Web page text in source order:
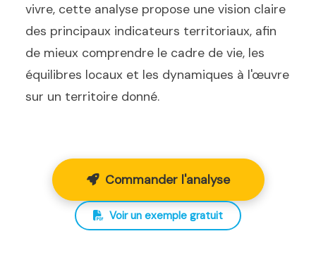
vivre, cette analyse propose une vision claire
des principaux indicateurs territoriaux, afin
de mieux comprendre le cadre de vie, les
équilibres locaux et les dynamiques à l'œuvre
sur un territoire donné.
Commander l'analyse
Voir un exemple gratuit